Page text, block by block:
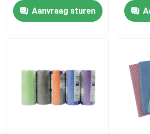
Andere artikelen van textiel
Niet-geweven Lijstdoek
Huishoudelijke schoonmaaklakken
Aanvraag sturen